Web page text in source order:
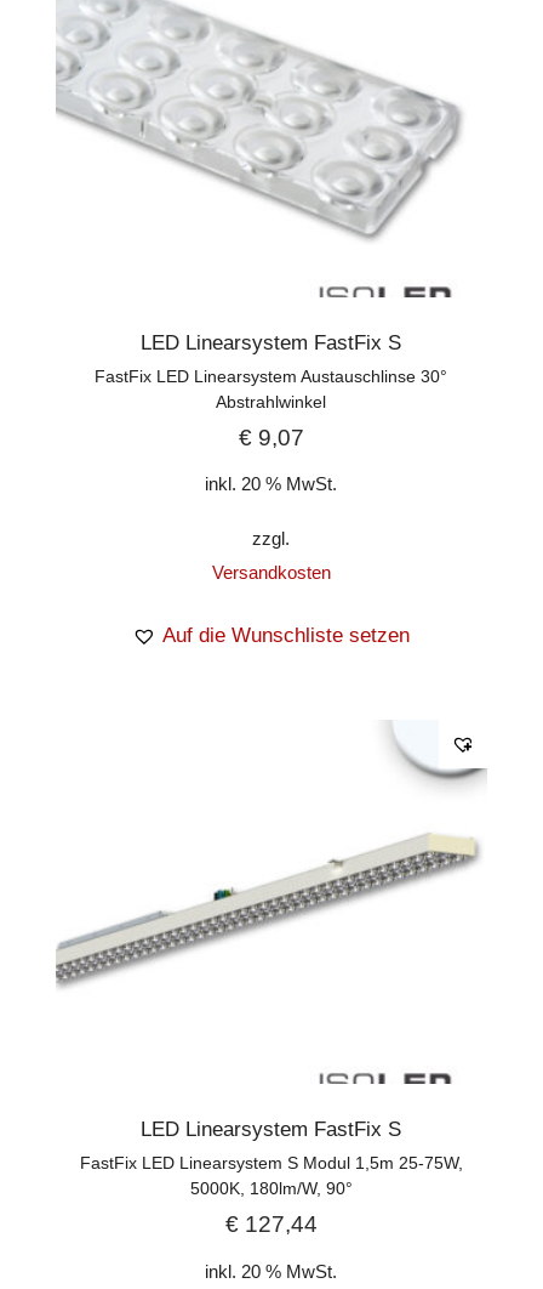
LED Linearsystem FastFix S
FastFix LED Linearsystem Austauschlinse 30°
Abstrahlwinkel
€9,07
inkl. 20 % MwSt.
zzgl.
Versandkosten
Auf die Wunschliste setzen
LED Linearsystem FastFix S
FastFix LED Linearsystem S Modul 1,5m 25-75W,
5000K, 180lm/W, 90°
€127,44
inkl. 20 % MwSt.